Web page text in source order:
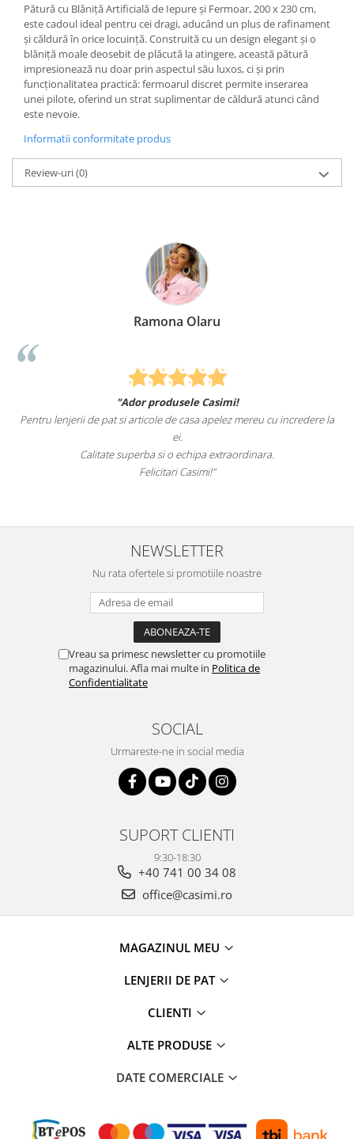
Pătură cu Blăniță Artificială de Iepure și Fermoar, 200 x 230 cm,
este cadoul ideal pentru cei dragi, aducând un plus de rafinament
și căldură în orice locuință. Construită cu un design elegant și o
blăniță moale deosebit de plăcută la atingere, această pătură
impresionează nu doar prin aspectul său luxos, ci și prin
funcționalitatea practică: fermoarul discret permite inserarea
unei pilote, oferind un strat suplimentar de căldură atunci când
este nevoie.
Informatii conformitate produs
Review-uri(0)
Ramona Olaru
"Ador produsele Casimi!
Pentru lenjerii de pat si articole de casa apelez mereu cu incredere la
ei.
Calitate superba si o echipa extraordinara.
Felicitari Casimi!"
NEWSLETTER
Nu rata ofertele si promotiile noastre
Vreau sa primesc newsletter cu promotiile
magazinului. Afla mai multe in Politica de
Confidentialitate
SOCIAL
Urmareste-ne in social media
SUPORT CLIENTI
9:30-18:30
+40 741 00 34 08
office@casimi.ro
MAGAZINUL MEU
LENJERII DE PAT
CLIENTI
ALTE PRODUSE
DATE COMERCIALE